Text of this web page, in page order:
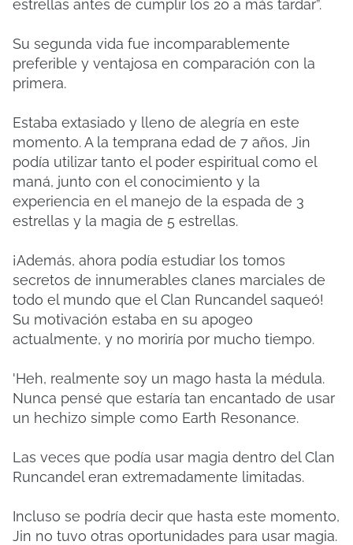
estrellas antes de cumplir los 20 a más tardar”.
Su segunda vida fue incomparablemente
preferible y ventajosa en comparación con la
primera.
Estaba extasiado y lleno de alegría en este
momento. A la temprana edad de 7 años, Jin
podía utilizar tanto el poder espiritual como el
maná, junto con el conocimiento y la
experiencia en el manejo de la espada de 3
estrellas y la magia de 5 estrellas.
¡Además, ahora podía estudiar los tomos
secretos de innumerables clanes marciales de
todo el mundo que el Clan Runcandel saqueó!
Su motivación estaba en su apogeo
actualmente, y no moriría por mucho tiempo.
'Heh, realmente soy un mago hasta la médula.
Nunca pensé que estaría tan encantado de usar
un hechizo simple como Earth Resonance.
Las veces que podía usar magia dentro del Clan
Runcandel eran extremadamente limitadas.
Incluso se podría decir que hasta este momento,
Jin no tuvo otras oportunidades para usar magia.